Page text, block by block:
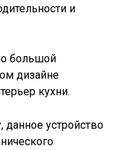
и
большой
дизайне
кухни.
данное устройство